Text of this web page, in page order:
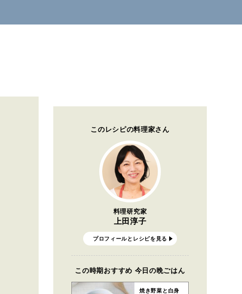
このレシピの料理家さん
料理研究家
上田淳子
プロフィールとレシピを見る
この時期おすすめ 今日の晩ごはん
焼き野菜と白身